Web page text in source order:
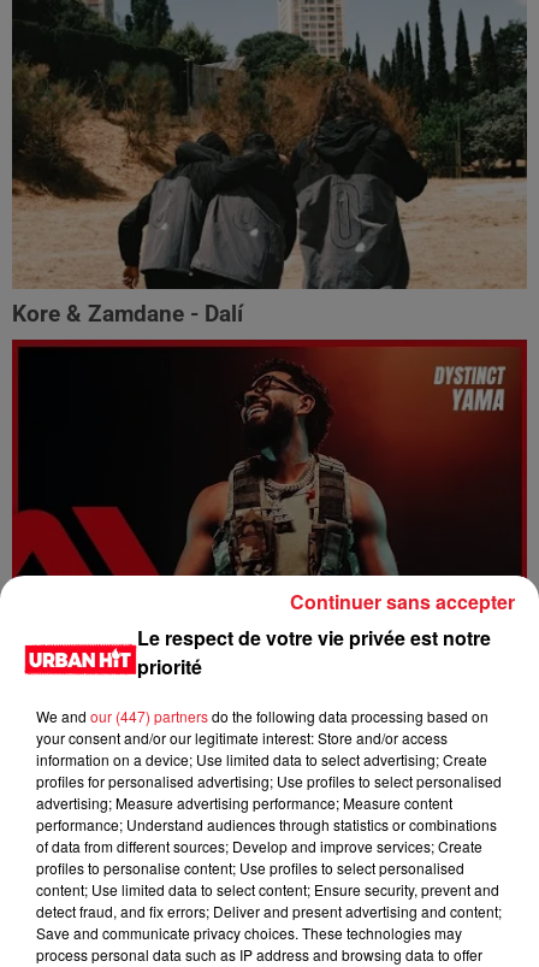
Kore & Zamdane - Dalí
Dystinct - Yama
Le respect de votre vie privée est notre
priorité
We and our (447) partnersdo the following data processing based on
your consent and/or our legitimate interest: Store and/or access
information on a device; Use limited data to select advertising; Create
profiles for personalised advertising; Use profiles to select personalised
advertising; Measure advertising performance; Measure content
performance; Understand audiences through statistics or combinations
of data from different sources; Develop and improve services; Create
profiles to personalise content; Use profiles to select personalised
content; Use limited data to select content; Ensure security, prevent and
detect fraud, and fix errors; Deliver and present advertising and content;
Save and communicate privacy choices. These technologies may
process personal data such as IP address and browsing data to offer
Continuer sans accepter